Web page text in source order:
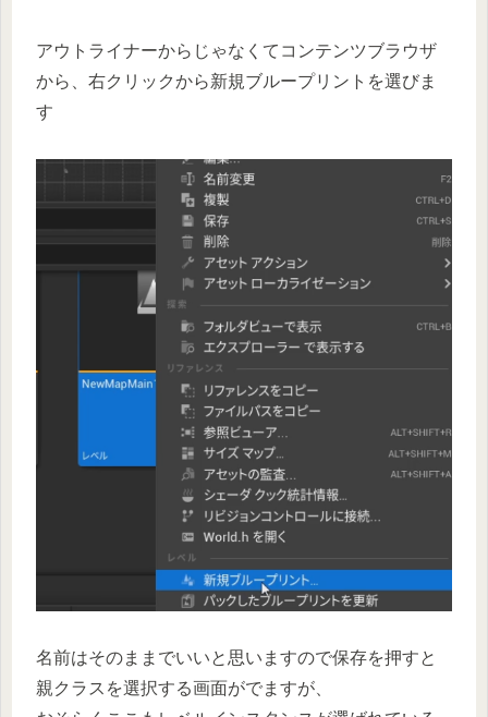
アウトライナーからじゃなくてコンテンツブラウザ
から、右クリックから新規ブループリントを選びま
す
名前はそのままでいいと思いますので保存を押すと
親クラスを選択する画面がでますが、